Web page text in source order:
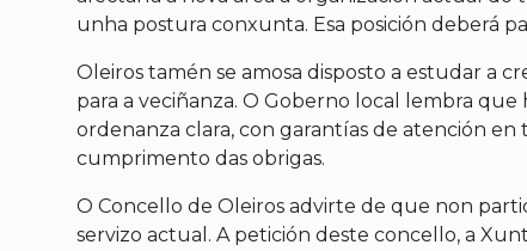
unha postura conxunta. Esa posición deberá
Oleiros tamén se amosa disposto a estudar a
para a veciñanza. O Goberno local lembra
ordenanza clara, con garantías de atención en
cumprimento das obrigas.
O Concello de Oleiros advirte de que non
servizo actual. A petición deste concello, a